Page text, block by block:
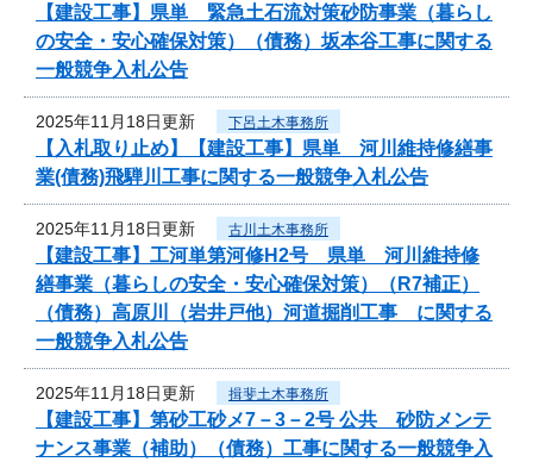
【建設工事】県単 緊急土石流対策砂防事業（暮らし
の安全・安心確保対策）（債務）坂本谷工事に関する
一般競争入札公告
2025年11月18日更新 下呂土木事務所
【入札取り止め】【建設工事】県単 河川維持修繕事
業(債務)飛騨川工事に関する一般競争入札公告
2025年11月18日更新 古川土木事務所
【建設工事】工河単第河修H2号 県単 河川維持修
繕事業（暮らしの安全・安心確保対策）（R7補正）
（債務）高原川（岩井戸他）河道掘削工事 に関する
一般競争入札公告
2025年11月18日更新 揖斐土木事務所
【建設工事】第砂工砂メ7－3－2号 公共 砂防メンテ
ナンス事業（補助）（債務）工事に関する一般競争入